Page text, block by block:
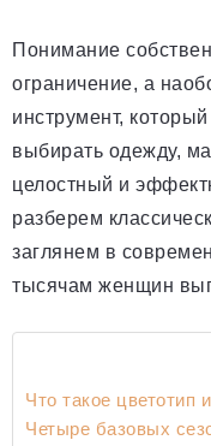
Понимание
ограничение, а
инструмент,
выбирать одежду,
целостный и
разберем
заглянем в
тысячам женщин
Что такое цветотип
Четыре базовых